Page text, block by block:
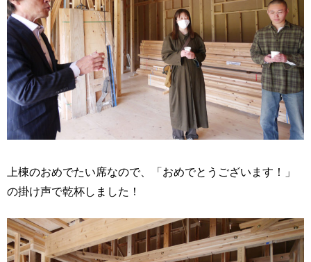
上棟のおめでたい席なので、「おめでとうございます！」
の掛け声で乾杯しました！